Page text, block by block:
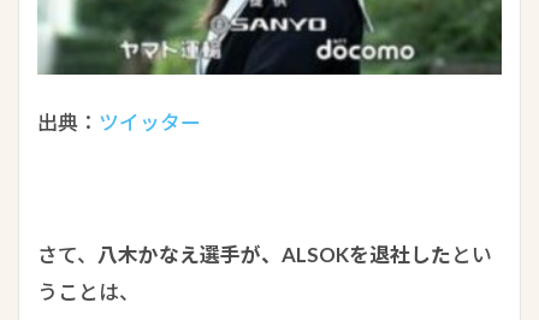
出典： ツイッター
さて、 八木かなえ選手が、ALSOKを退社したとい
うことは、